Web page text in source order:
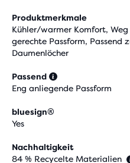
Produktmerkmale
Kühler/warmer Komfort,
gerechte Passform, Passend
Daumenlöcher
Passend
Eng anliegende Passform
bluesign®
Yes
Nachhaltigkeit
84 % Recycelte Materialien